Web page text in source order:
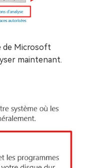
de Microsoft
maintenant.